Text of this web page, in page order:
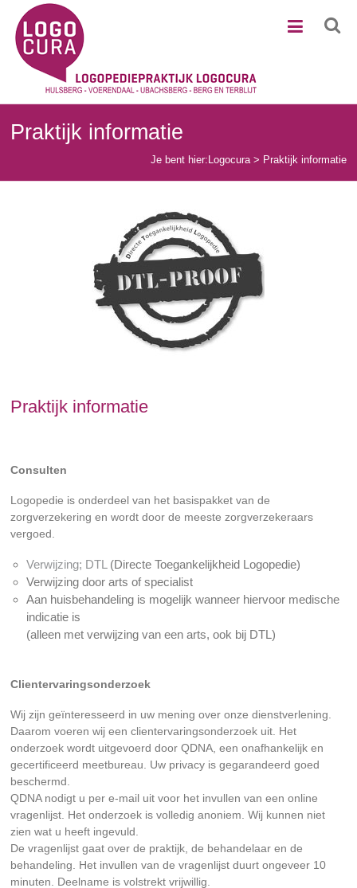
naar
inhoud
Logocura
Praktijk informatie
Je bent hier: Logocura> Praktijk informatie
Praktijk informatie
Consulten
Logopedie is onderdeel van het basispakket van de
zorgverzekering en wordt door de meeste zorgverzekeraars
vergoed.
Verwijzing; DTL (Directe Toegankelijkheid Logopedie)
Verwijzing door arts of specialist
Aan huisbehandeling is mogelijk wanneer hiervoor medische
indicatie is
(alleen met verwijzing van een arts, ook bij DTL)
Clientervaringsonderzoek
Wij zijn geïnteresseerd in uw mening over onze dienstverlening.
Daarom voeren wij een clientervaringsonderzoek uit. Het
onderzoek wordt uitgevoerd door QDNA, een onafhankelijk en
gecertificeerd meetbureau. Uw privacy is gegarandeerd goed
beschermd.
QDNA nodigt u per e-mail uit voor het invullen van een online
vragenlijst. Het onderzoek is volledig anoniem. Wij kunnen niet
zien wat u heeft ingevuld.
De vragenlijst gaat over de praktijk, de behandelaar en de
behandeling. Het invullen van de vragenlijst duurt ongeveer 10
minuten. Deelname is volstrekt vrijwillig.